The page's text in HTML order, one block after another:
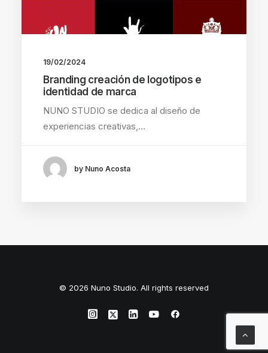
19/02/2024
Branding creación de logotipos e
identidad de marca
NUNO STUDIO se dedica al diseño de
experiencias creativas,…
by Nuno Acosta
© 2026 Nuno Studio. All rights reserved